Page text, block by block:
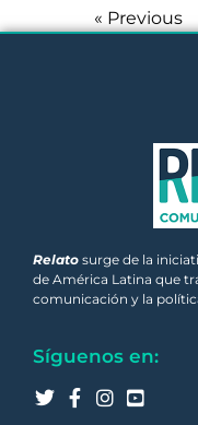
« Previous
Relato surge de la
de América Latina que
comunicación y la
Síguenos en: